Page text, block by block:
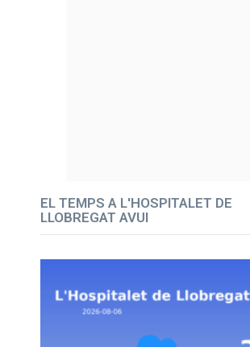
EL TEMPS A L'HOSPITALET DE
LLOBREGAT AVUI